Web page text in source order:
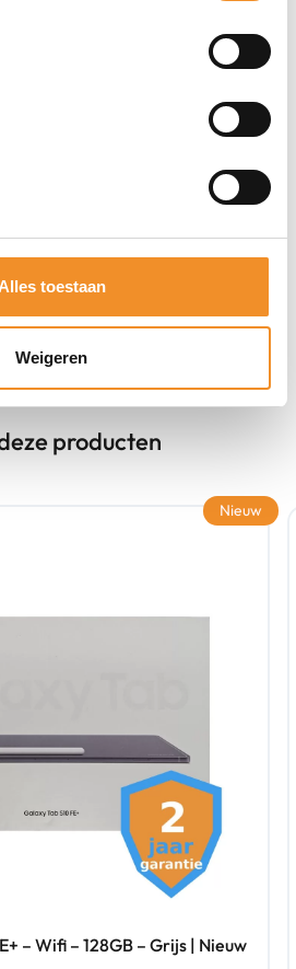
toestaan
Weigeren
producten
– Wifi – 128GB – Grijs | Nieuw
Nieuw